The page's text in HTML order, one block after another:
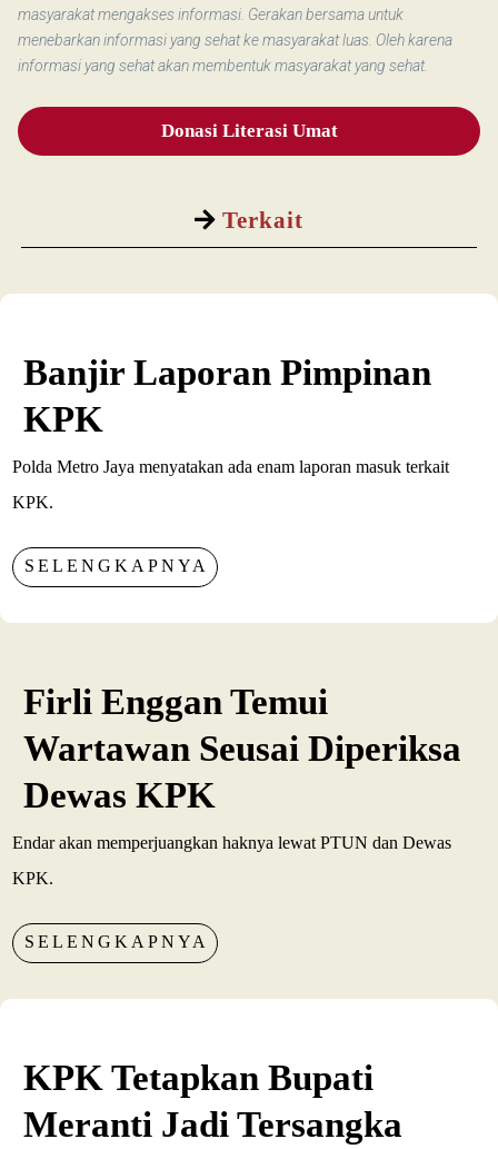
Terkait
masyarakat mengakses informasi. Gerakan bersama untuk
menebarkan informasi yang sehat ke masyarakat luas. Oleh karena
informasi yang sehat akan membentuk masyarakat yang sehat.
Donasi Literasi Umat
Banjir Laporan Pimpinan
KPK
Polda Metro Jaya menyatakan ada enam laporan masuk terkait
KPK.
SELENGKAPNYA
Firli Enggan Temui
Wartawan Seusai Diperiksa
Dewas KPK
Endar akan memperjuangkan haknya lewat PTUN dan Dewas
KPK.
SELENGKAPNYA
KPK Tetapkan Bupati
Meranti Jadi Tersangka